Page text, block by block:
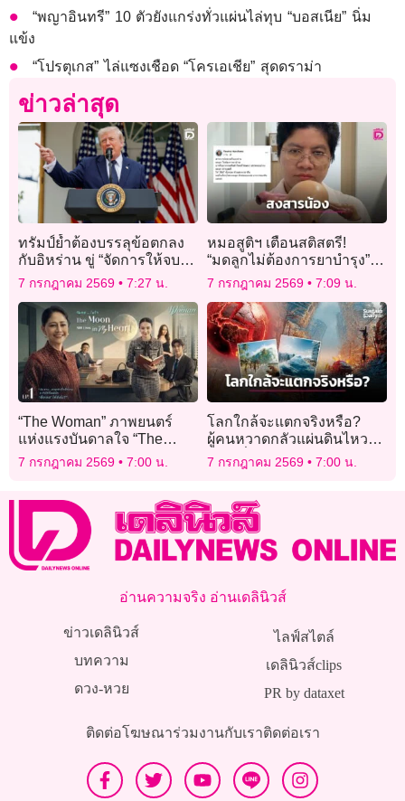
“พญาอินทรี” 10 ตัวยังแกร่งทั่วแผ่นไล่ทุบ “บอสเนีย” นิ่ม
แข้ง
“โปรตุเกส” ไล่แซงเชือด “โครเอเชีย” สุดดราม่า
ข่าวล่าสุด
ทรัมป์ย้ำต้องบรรลุข้อตกลง
กับอิหร่าน ขู่ “จัดการให้จบ”
หากเจรจาล้มเหลว
7 กรกฎาคม 2569 7:27 น.
หมอสูติฯ เตือนสติสตรี!
“มดลูกไม่ต้องการยาบำรุง” ชี้
อาหารเสริมสตรีคืออาหาร
โปรด “มะเร็ง”!
7 กรกฎาคม 2569 7:09 น.
“The Woman” ภาพยนตร์
แห่งแรงบันดาลใจ “The
Moon Still Lives in My
Heart”
7 กรกฎาคม 2569 7:00 น.
โลกใกล้จะแตกจริงหรือ?
ผู้คนหวาดกลัวแผ่นดินไหว
เขย่าทั่วโลก
7 กรกฎาคม 2569 7:00 น.
อ่านความจริง อ่านเดลินิวส์
ข่าวเดลินิวส์
บทความ
ดวง-หวย
ไลฟ์สไตล์
เดลินิวส์clips
PR by dataxet
ติดต่อโฆษณาร่วมงานกับเราติดต่อเรา